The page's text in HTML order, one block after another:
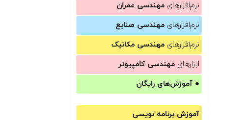
نرم‌افزارهای مهندسی عمران
نرم‌افزارهای مهندسی صنایع
نرم‌افزارهای مهندسی مکانیک
ابزارهای مهندسی کامپیوتر
● آموزش‌های رایگان
آموزش برنامه نویسی